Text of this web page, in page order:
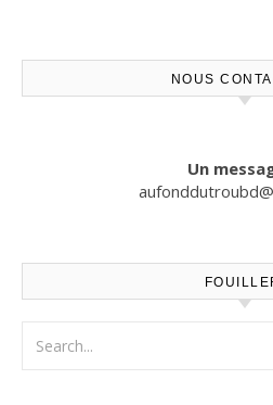
NOUS
Un